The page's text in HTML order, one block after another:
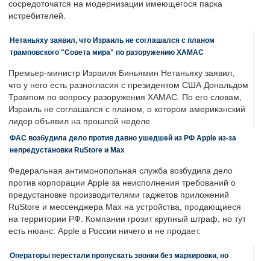
сосредоточатся на модернизации имеющегося парка
истребителей.
Нетаньяху заявил, что Израиль не соглашался с планом
трамповского "Совета мира" по разоружению ХАМАС
Премьер-министр Израиля Биньямин Нетаньяху заявил,
что у него есть разногласия с президентом США Дональдом
Трампом по вопросу разоружения ХАМАС. По его словам,
Израиль не соглашался с планом, о котором американский
лидер объявил на прошлой неделе.
ФАС возбудила дело против давно ушедшей из РФ Apple из-за
непредустановки RuStore и Max
Федеральная антимонопольная служба возбудила дело
против корпорации Apple за неисполнения требований о
предустановке производителями гаджетов приложений
RuStore и мессенджера Max на устройства, продающиеся
на территории РФ. Компании грозит крупный штраф, но тут
есть нюанс: Apple в России ничего и не продает.
Операторы перестали пропускать звонки без маркировки, но